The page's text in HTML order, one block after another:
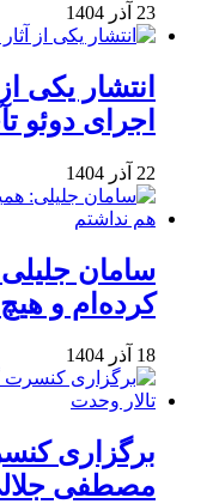
23 آذر 1404
انتشار یکی
اجرای دوئو
22 آذر 1404
سامان
کرده‌ام و
18 آذر 1404
برگزاری
مصطفی